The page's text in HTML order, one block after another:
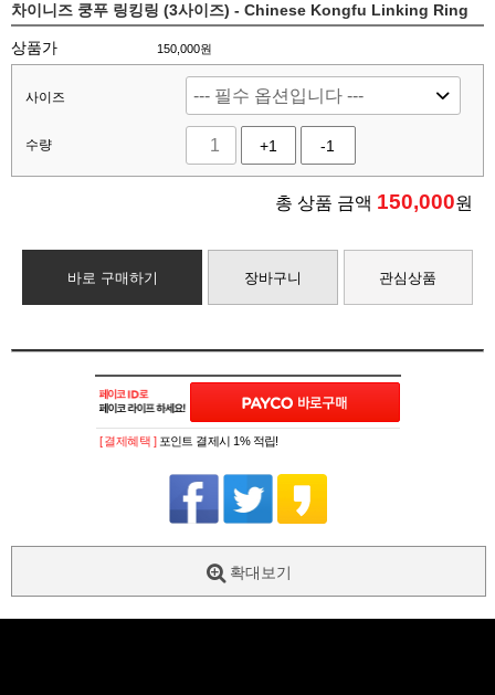
차이니즈 쿵푸 링킹링 (3사이즈) - Chinese Kongfu Linking Ring
상품가 150,000원
사이즈
수량 +1 -1
총 상품 금액 150,000원
바로 구매하기 장바구니 관심상품
[ 결제혜택 ] 포인트 결제시 1% 적립!
확대보기